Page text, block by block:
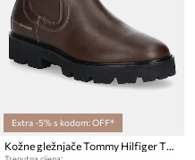
Extra -5% s kodom: OFF*
Kožne gležnjače Tommy Hilfiger TH LTHR LOW CHELSEA